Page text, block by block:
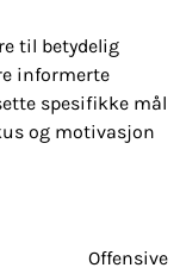
til betydelig
informerte
spesifikke mål
og motivasjon
Offensive